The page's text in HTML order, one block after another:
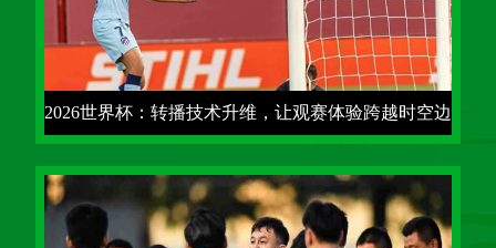
2026世界杯：转播技术升维，让观赛体验跨越时空边